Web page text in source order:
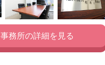
事務所の詳細を見る